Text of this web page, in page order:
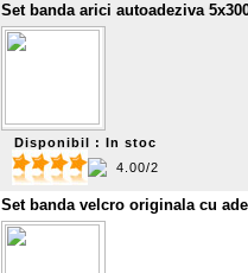
Set banda arici autoadeziva
Disponibil : In stoc
4.00/2
Set banda velcro originala cu